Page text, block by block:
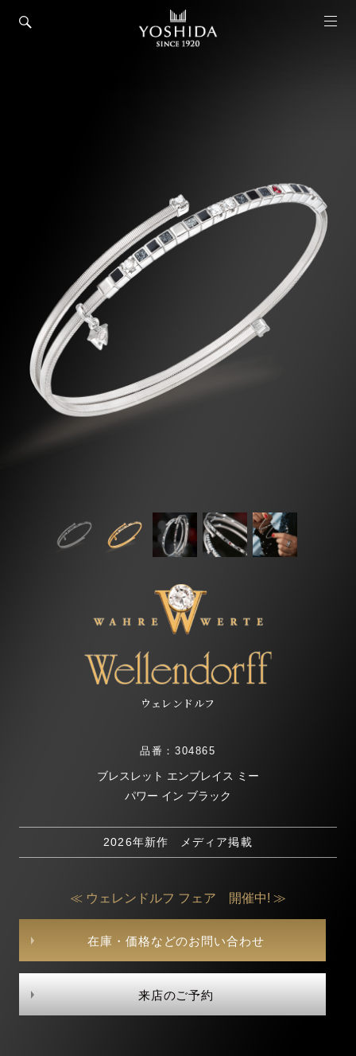
ウェレンドルフ
品番：304865
ブレスレット エンブレイス ミー
パワー イン ブラック
2026年新作 メディア掲載
≪ ウェレンドルフ フェア 開催中! ≫
在庫・価格などのお問い合わせ
来店のご予約